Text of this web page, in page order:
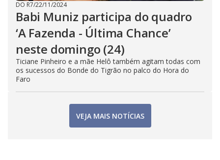
DO R7/22/11/2024
Babi Muniz participa do quadro
‘A Fazenda - Última Chance’
neste domingo (24)
Ticiane Pinheiro e a mãe Helô também agitam todas com
os sucessos do Bonde do Tigrão no palco do Hora do
Faro
VEJA MAIS NOTÍCIAS